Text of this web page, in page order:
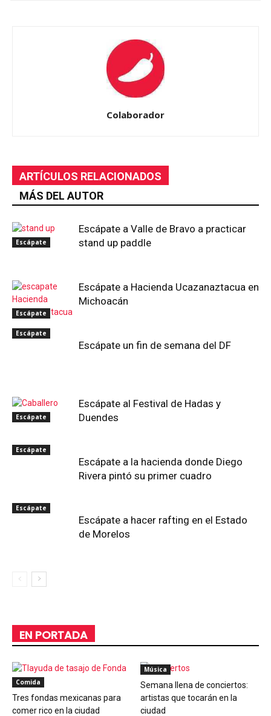
Colaborador
ARTÍCULOS RELACIONADOS
MÁS DEL AUTOR
Escápate
Escápate a Valle de Bravo a practicar
stand up paddle
Escápate
Escápate a Hacienda Ucazanaztacua en
Michoacán
Escápate
Escápate un fin de semana del DF
Escápate
Escápate al Festival de Hadas y
Duendes
Escápate
Escápate a la hacienda donde Diego
Rivera pintó su primer cuadro
Escápate
Escápate a hacer rafting en el Estado
de Morelos
EN PORTADA
Comida
Tres fondas mexicanas para
comer rico en la ciudad
Música
Semana llena de conciertos:
artistas que tocarán en la
ciudad